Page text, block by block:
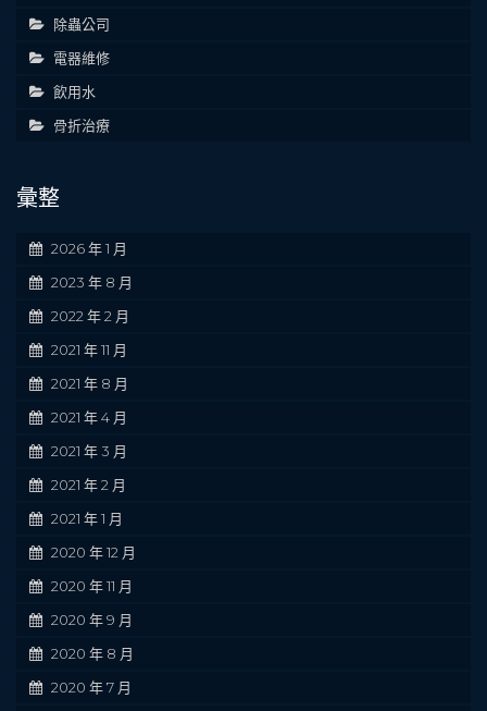
除蟲公司
電器維修
飲用水
骨折治療
彙整
2026 年 1 月
2023 年 8 月
2022 年 2 月
2021 年 11 月
2021 年 8 月
2021 年 4 月
2021 年 3 月
2021 年 2 月
2021 年 1 月
2020 年 12 月
2020 年 11 月
2020 年 9 月
2020 年 8 月
2020 年 7 月